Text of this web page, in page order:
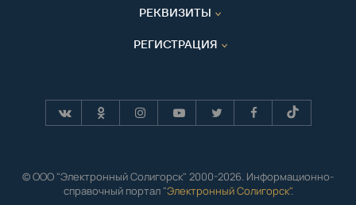
РЕКВИЗИТЫ
РЕГИСТРАЦИЯ
© ООО "Электронный Солигорск" 2000-2026. Информационно-
справочный портал "Электронный Солигорск".